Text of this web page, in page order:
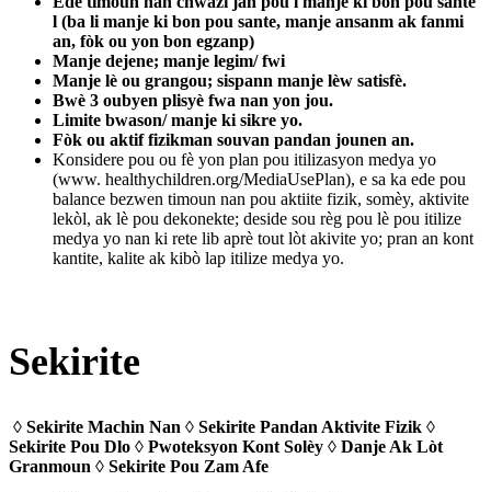
l (ba li manje ki bon pou sante, manje ansanm ak fanmi
an, fòk ou yon bon egzanp)
Manje dejene; manje legim/ fwi
Manje lè ou grangou; sispann manje lèw satisfè.
Bwè 3 oubyen plisyè fwa nan yon jou.
Limite bwason/ manje ki sikre yo.
Fòk ou aktif fizikman souvan pandan jounen an.
Konsidere pou ou fè yon plan pou itilizasyon medya yo
(www. healthychildren.org/MediaUsePlan), e sa ka ede pou
balance bezwen timoun nan pou aktiite fizik, somèy, aktivite
lekòl, ak lè pou dekonekte; deside sou règ pou lè pou itilize
medya yo nan ki rete lib aprè tout lòt akivite yo; pran an kont
kantite, kalite ak kibò lap itilize medya yo.
Sekirite
◊ Sekirite Machin Nan ◊ Sekirite Pandan Aktivite Fizik ◊
Sekirite Pou Dlo ◊ Pwoteksyon Kont Solèy ◊ Danje Ak Lòt
Granmoun ◊ Sekirite Pou Zam Afe